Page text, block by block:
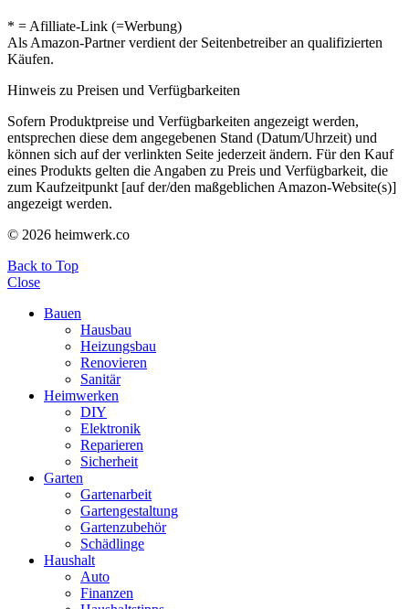
* = Afilliate-Link (=Werbung)
Als Amazon-Partner verdient der Seitenbetreiber an qualifizierten
Käufen.
Hinweis zu Preisen und Verfügbarkeiten
Sofern Produktpreise und Verfügbarkeiten angezeigt werden,
entsprechen diese dem angegebenen Stand (Datum/Uhrzeit) und
können sich auf der verlinkten Seite jederzeit ändern. Für den Kauf
eines Produkts gelten die Angaben zu Preis und Verfügbarkeit, die
zum Kaufzeitpunkt [auf der/den maßgeblichen Amazon-Website(s)]
angezeigt werden.
© 2026 heimwerk.co
Back to Top
Close
Bauen
Hausbau
Heizungsbau
Renovieren
Sanitär
Heimwerken
DIY
Elektronik
Reparieren
Sicherheit
Garten
Gartenarbeit
Gartengestaltung
Gartenzubehör
Schädlinge
Haushalt
Auto
Finanzen